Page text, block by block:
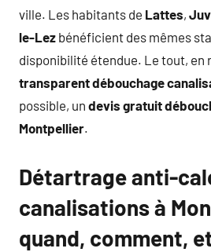
ville. Les habitants de Lattes,
le-Lez bénéficient des mêmes
disponibilité étendue. Le tout, en
transparent débouchage
possible, un devis gratuit
Montpellier.
Détartrage anti-
canalisations à
quand, comment,